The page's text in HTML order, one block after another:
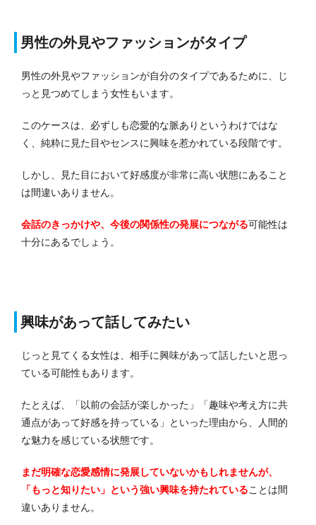
男性の外見やファッションがタイプ
男性の外見やファッションが自分のタイプであるために、じ
っと見つめてしまう女性もいます。
このケースは、必ずしも恋愛的な脈ありというわけではな
く、純粋に見た目やセンスに興味を惹かれている段階です。
しかし、見た目において好感度が非常に高い状態にあること
は間違いありません。
会話のきっかけや、今後の関係性の発展につながる可能性は
十分にあるでしょう。
興味があって話してみたい
じっと見てくる女性は、相手に興味があって話したいと思っ
ている可能性もあります。
たとえば、「以前の会話が楽しかった」「趣味や考え方に共
通点があって好感を持っている」といった理由から、人間的
な魅力を感じている状態です。
まだ明確な恋愛感情に発展していないかもしれませんが、
「もっと知りたい」という強い興味を持たれていることは間
違いありません。